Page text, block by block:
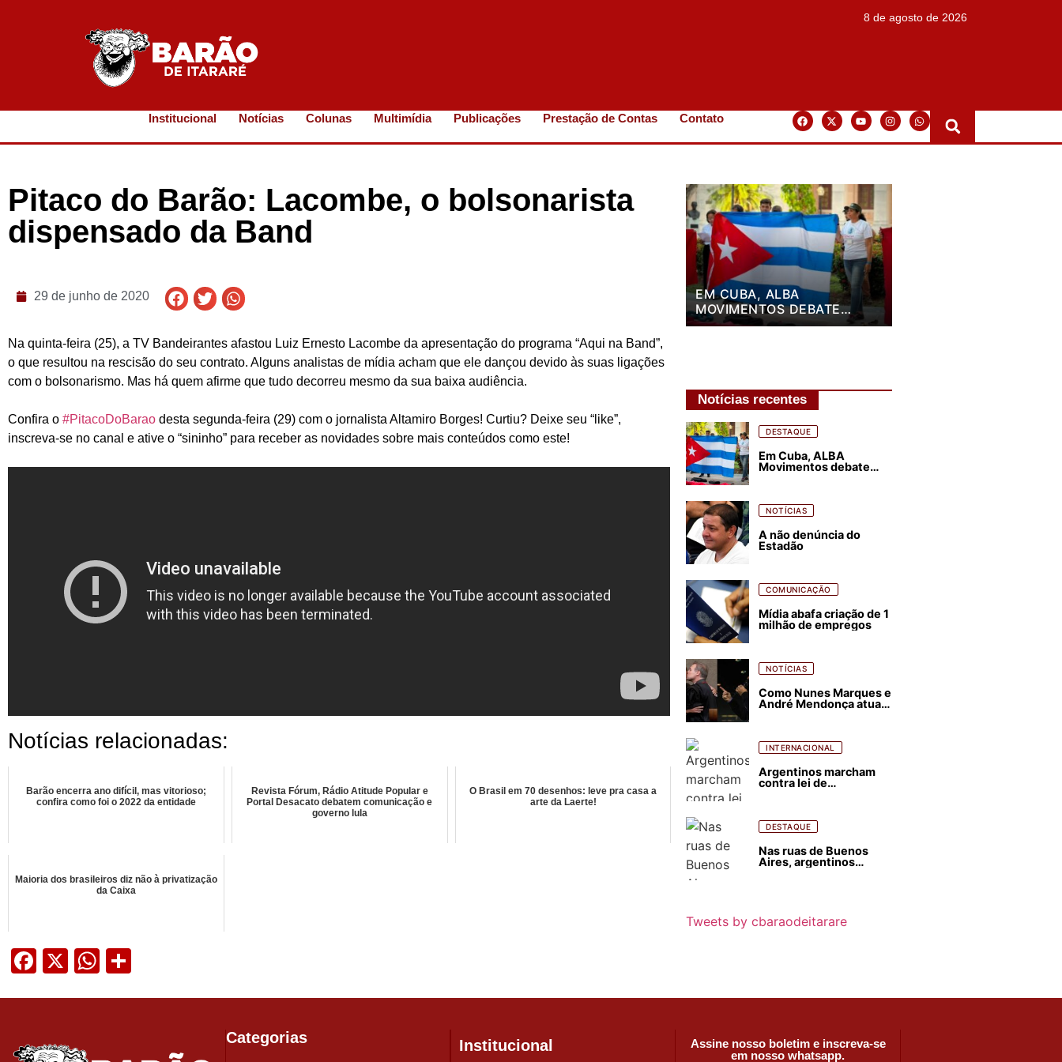
8 de agosto de 2026
Institucional Notícias Colunas Multimídia Publicações Prestação de Contas Contato
Pitaco do Barão: Lacombe, o bolsonarista
dispensado da Band
29 de junho de 2020
Na quinta-feira (25), a TV Bandeirantes afastou Luiz Ernesto Lacombe da apresentação do programa “Aqui na Band”,
o que resultou na rescisão do seu contrato. Alguns analistas de mídia acham que ele dançou devido às suas ligações
com o bolsonarismo. Mas há quem afirme que tudo decorreu mesmo da sua baixa audiência.
Confira o #PitacoDoBarao desta segunda-feira (29) com o jornalista Altamiro Borges! Curtiu? Deixe seu “like”,
inscreva-se no canal e ative o “sininho” para receber as novidades sobre mais conteúdos como este!
Notícias relacionadas:
Barão encerra ano difícil, mas vitorioso;
confira como foi o 2022 da entidade
Revista Fórum, Rádio Atitude Popular e
Portal Desacato debatem comunicação e
governo lula
O Brasil em 70 desenhos: leve pra casa a
arte da Laerte!
Maioria dos brasileiros diz não à privatização
da Caixa
Facebook
X WhatsApp
EM CUBA, ALBA
MOVIMENTOS DEBATE
PLANO DE LUTA PARA OS
Notícias recentes
DESTAQUE
Em Cuba, ALBA
Movimentos debate
NOTÍCIAS
A não denúncia do
Estadão
COMUNICAÇÃO
Mídia abafa criação de 1
milhão de empregos
NOTÍCIAS
Como Nunes Marques e
André Mendonça atuam
INTERNACIONAL
Argentinos marcham
contra lei de
florestais
DESTAQUE
Nas ruas de Buenos
Aires, argentinos
Tweets by cbaraodeitarare
Categorias Institucional
Assine nosso boletim e inscreva-se
em nosso whatsapp.